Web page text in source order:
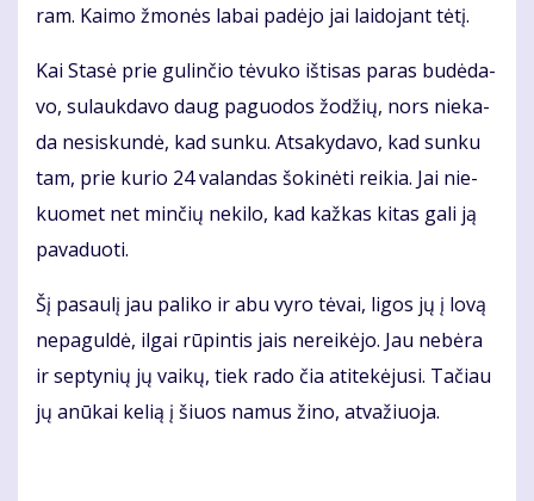
ram. Kai­mo žmo­nės la­bai pa­dė­jo jai lai­do­jant tė­tį.
Kai Sta­sė prie gu­lin­čio tė­vu­ko iš­ti­sas pa­ras bu­dė­da­
vo, su­lauk­da­vo daug pa­guo­dos žo­džių, nors nie­ka­
da ne­si­skun­dė, kad sun­ku. At­sa­ky­da­vo, kad sun­ku
tam, prie ku­rio 24 va­lan­das šo­ki­nė­ti rei­kia. Jai nie­
kuo­met net min­čių ne­ki­lo, kad kaž­kas ki­tas ga­li ją
pa­va­duo­ti.
Šį pa­sau­lį jau pa­li­ko ir abu vy­ro tė­vai, li­gos jų į lo­vą
ne­pa­gul­dė, il­gai rū­pin­tis jais ne­rei­kė­jo. Jau ne­bė­ra
ir sep­ty­nių jų vai­kų, tiek ra­do čia ati­te­kė­ju­si. Ta­čiau
jų anū­kai ke­lią į šiuos na­mus ži­no, at­va­žiuo­ja.